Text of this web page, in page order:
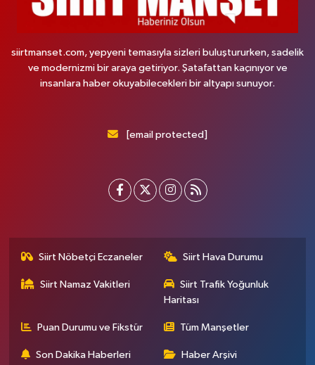
siirtmanset.com, yepyeni temasıyla sizleri buluştururken, sadelik
ve modernizmi bir araya getiriyor. Şatafattan kaçınıyor ve
insanlara haber okuyabilecekleri bir altyapı sunuyor.
[email protected]
Siirt Nöbetçi Eczaneler Siirt Hava Durumu
Siirt Namaz Vakitleri
Siirt Trafik Yoğunluk
Haritası
Puan Durumu ve Fikstür Tüm Manşetler
Son Dakika Haberleri Haber Arşivi